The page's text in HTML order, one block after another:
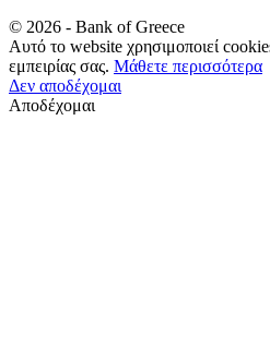
© 2026 - Bank of Greece
Αυτό το website χρησιμοποιεί
εμπειρίας σας. Μάθετε περισσότερα
Δεν αποδέχομαι
Αποδέχομαι